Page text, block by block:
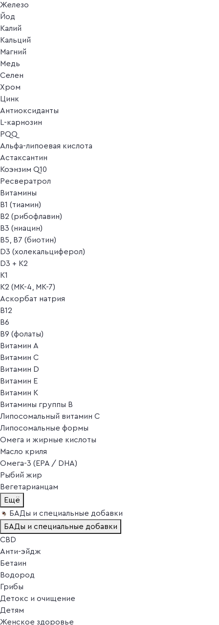
Железо
Йод
Калий
Кальций
Магний
Медь
Селен
Хром
Цинк
Антиоксиданты
L-карнозин
PQQ
Альфа-липоевая кислота
Астаксантин
Коэнзим Q10
Ресвератрол
Витамины
B1 (тиамин)
B2 (рибофлавин)
B3 (ниацин)
B5, B7 (биотин)
D3 (холекальциферол)
D3 + K2
K1
K2 (MK-4, MK-7)
Аскорбат натрия
В12
В6
В9 (фолаты)
Витамин A
Витамин C
Витамин D
Витамин E
Витамин K
Витамины группы B
Липосомальный витамин C
Липосомальные формы
Омега и жирные кислоты
Масло криля
Омега-3 (EPA / DHA)
Рыбий жир
Вегетарианцам
Ещё
БАДы и специальные добавки
БАДы и специальные добавки
CBD
Анти-эйдж
Бетаин
Водород
Грибы
Детокс и очищение
Детям
Женское здоровье